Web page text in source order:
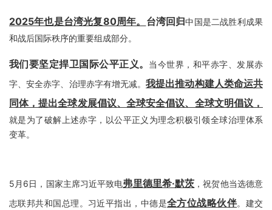
2025年也是台湾光复80周年。 台湾回归中国是二战胜利成果
和战后国际秩序的重要组成部分。
我们要坚定捍卫国际公平正义。
当今世界，和平赤字、发展赤
字、安全赤字、治理赤字有增无减。我提出推动构建人类命运共
同体，提出全球发展倡议、全球安全倡议、全球文明倡议，
就是为了破解上述赤字，以公平正义为理念积极引领全球治理体系
变革。
5月6日，国家主席习近平致电弗里德里希·默茨 ，祝贺他当选德意
志联邦共和国总理。习近平指出，中德是全方位战略伙伴。建交